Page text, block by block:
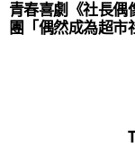
青春喜劇《社長偶
團「偶然成為超市